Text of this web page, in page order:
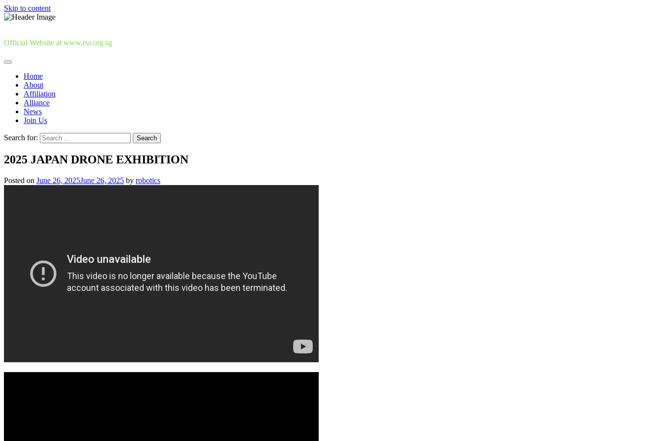
Skip to content
Official Website at www.rss.org.sg
Home
About
Affiliation
Alliance
News
Join Us
Search for:
2025 JAPAN DRONE EXHIBITION
Posted on June 26, 2025June 26, 2025 by robotics